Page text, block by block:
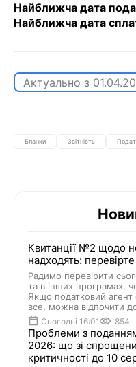
Найближча дата
Найближча дата
Актуально з
Бланки Звітність
Квитанції №2 щодо
надходять:
Радимо перевірити
та в інших програмах,
Якщо податковий
все, можна відпочити
Сьогодні 16:01 854
Проблеми з поданням
2026: що зі
критичності до 10